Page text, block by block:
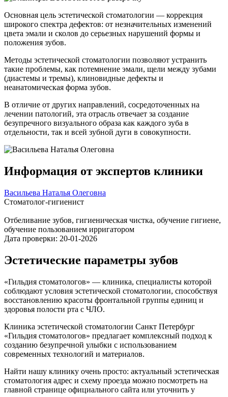
Основная цель эстетической стоматологии — коррекция
широкого спектра дефектов: от незначительных изменений
цвета эмали и сколов до серьезных нарушений формы и
положения зубов.
Методы эстетической стоматологии позволяют устранить
такие проблемы, как потемнение эмали, щели между зубами
(диастемы и тремы), клиновидные дефекты и
неанатомическая форма зубов.
В отличие от других направлений, сосредоточенных на
лечении патологий, эта отрасль отвечает за создание
безупречного визуального образа как каждого зуба в
отдельности, так и всей зубной дуги в совокупности.
Информация от экспертов клиники
Васильева Наталья Олеговна
Стоматолог-гигиенист
Отбеливание зубов, гигиеническая чистка, обучение гигиене,
обучение пользованием ирригатором
Дата проверки: 20-01-2026
Эстетические параметры зубов
«Гильдия стоматологов» — клиника, специалисты которой
соблюдают условия эстетической стоматологии, способствуя
восстановлению красоты фронтальной группы единиц и
здоровья полости рта с ЧЛО.
Клиника эстетической стоматологии Санкт Петербург
«Гильдия стоматологов» предлагает комплексный подход к
созданию безупречной улыбки с использованием
современных технологий и материалов.
Найти нашу клинику очень просто: актуальный эстетическая
стоматология адрес и схему проезда можно посмотреть на
главной странице официального сайта или уточнить у